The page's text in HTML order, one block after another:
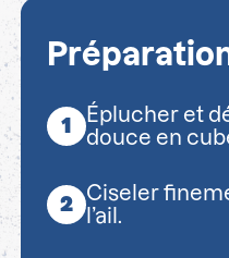
Éplucher et
douce en
Ciseler
l’ail.